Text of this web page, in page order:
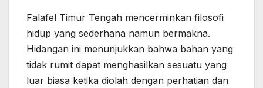
Falafel Timur Tengah mencerminkan filosofi
hidup yang sederhana namun bermakna.
Hidangan ini menunjukkan bahwa bahan yang
tidak rumit dapat menghasilkan sesuatu yang
luar biasa ketika diolah dengan perhatian dan